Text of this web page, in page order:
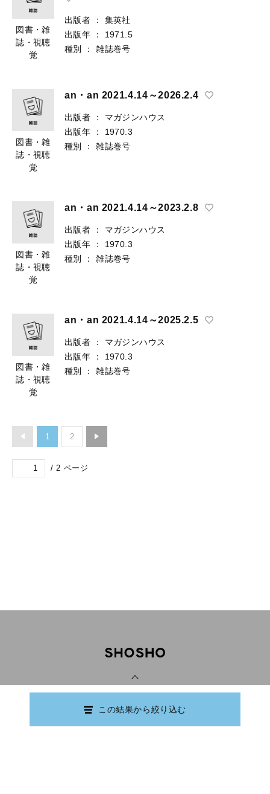
図書・雑
誌・視聴
覚
出版者 ：
集英社
出版年
：
1971.5
種別
： 雑誌巻号
図書・雑
誌・視聴
覚
an・an 2021.4.14～2026.2.4
出版者 ：
マガジンハウス
出版年
：
1970.3
種別
： 雑誌巻号
図書・雑
誌・視聴
覚
an・an 2021.4.14～2023.2.8
出版者 ：
マガジンハウス
出版年
：
1970.3
種別
： 雑誌巻号
図書・雑
誌・視聴
覚
an・an 2021.4.14～2025.2.5
出版者 ：
マガジンハウス
出版年
：
1970.3
種別
： 雑誌巻号
1 2
/ 2 ページ
この結果から絞り込む
Copyright © Ishikawa Prefectural Library.